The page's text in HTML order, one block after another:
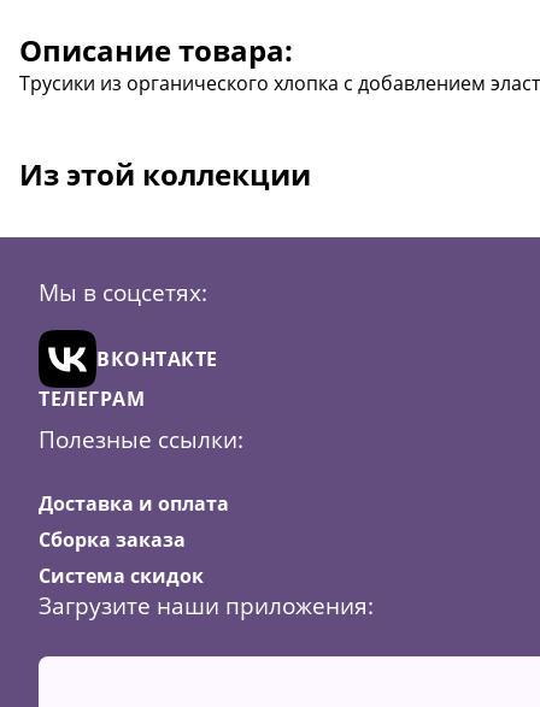
Описание товара:
Трусики из органического хлопка с добавлением
Из этой коллекции
Мы в соцсетях:
ВКОНТАКТЕ
ТЕЛЕГРАМ
Полезные ссылки:
Доставка и оплата
Сборка заказа
Система скидок
Загрузите наши приложения: